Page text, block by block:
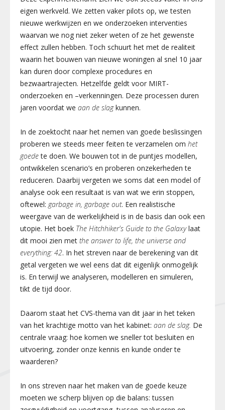
eigen werkveld. We zetten vaker pilots op, we testen
nieuwe werkwijzen en we onderzoeken interventies
waarvan we nog niet zeker weten of ze het gewenste
effect zullen hebben. Toch schuurt het met de realiteit
waarin het bouwen van nieuwe woningen al snel 10 jaar
kan duren door complexe procedures en
bezwaartrajecten. Hetzelfde geldt voor MIRT-
onderzoeken en –verkenningen. Deze processen duren
jaren voordat we aan de slagkunnen.
In de zoektocht naar het nemen van goede beslissingen
proberen we steeds meer feiten te verzamelen om het
goedete doen. We bouwen tot in de puntjes modellen,
ontwikkelen scenario’s en proberen onzekerheden te
reduceren. Daarbij vergeten we soms dat een model of
analyse ook een resultaat is van wat we erin stoppen,
oftewel: garbage in, garbage out. Een realistische
weergave van de werkelijkheid is in de basis dan ook een
utopie. Het boek The Hitchhiker's Guide to the Galaxylaat
dit mooi zien met the answer to life, the universe and
everything: 42. In het streven naar de berekening van dit
getal vergeten we wel eens dat dit eigenlijk onmogelijk
is. En terwijl we analyseren, modelleren en simuleren,
tikt de tijd door.
Daarom staat het CVS-thema van dit jaar in het teken
van het krachtige motto van het kabinet: aan de slag. De
centrale vraag: hoe komen we sneller tot besluiten en
uitvoering, zonder onze kennis en kunde onder te
waarderen?
In ons streven naar het maken van de goede keuze
moeten we scherp blijven op die balans: tussen